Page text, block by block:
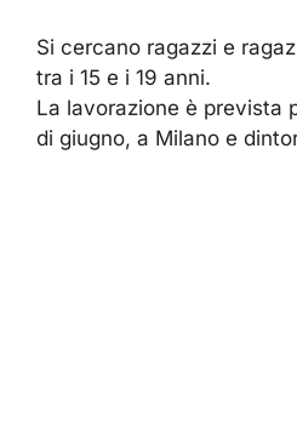
Si cercano ragazzi e
tra i 15 e i 19 anni.
La lavorazione è prevista
di giugno, a Milano e